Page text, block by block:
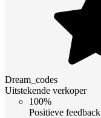
Dream_codes
Uitstekende verkoper
100%
Positieve feedback